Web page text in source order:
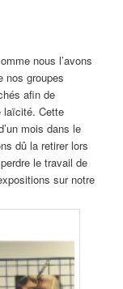
nous l’avons
nos groupes
afin de
laïcité. Cette
mois dans le
dû la retirer lors
le travail de
sur notre